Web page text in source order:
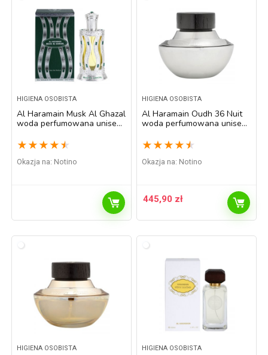
HIGIENA OSOBISTA
Al Haramain Musk Al Ghazal
woda perfumowana unisex
★ ★ ★ ★ ★
Okazja na: Notino
HIGIENA OSOBISTA
Al Haramain Oudh 36 Nuit
woda perfumowana unisex
★ ★ ★ ★ ★
Okazja na: Notino
445,90 zł
HIGIENA OSOBISTA HIGIENA OSOBISTA